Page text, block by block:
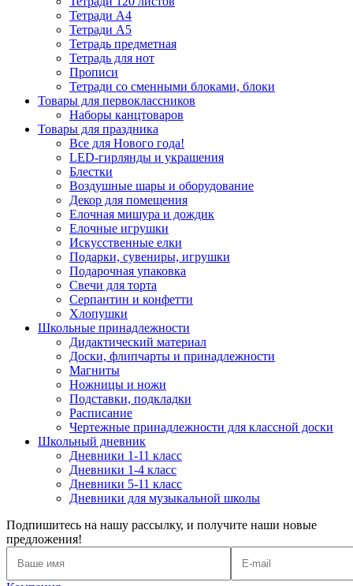
Тетради А4
Тетради А5
Тетрадь предметная
Тетрадь для нот
Прописи
Тетради со сменными блоками, блоки
Товары для первоклассников
Наборы канцтоваров
Товары для праздника
Все для Нового года!
LED-гирлянды и украшения
Блестки
Воздушные шары и оборудование
Декор для помещения
Елочная мишура и дождик
Елочные игрушки
Искусственные елки
Подарки, сувениры, игрушки
Подарочная упаковка
Свечи для торта
Серпантин и конфетти
Хлопушки
Школьные принадлежности
Дидактический материал
Доски, флипчарты и принадлежности
Магниты
Ножницы и ножи
Подставки, подкладки
Расписание
Чертежные принадлежности для классной доски
Школьный дневник
Дневники 1-11 класс
Дневники 1-4 класс
Дневники 5-11 класс
Дневники для музыкальной школы
Подпишитесь на нашу рассылку, и получите наши новые
предложения!